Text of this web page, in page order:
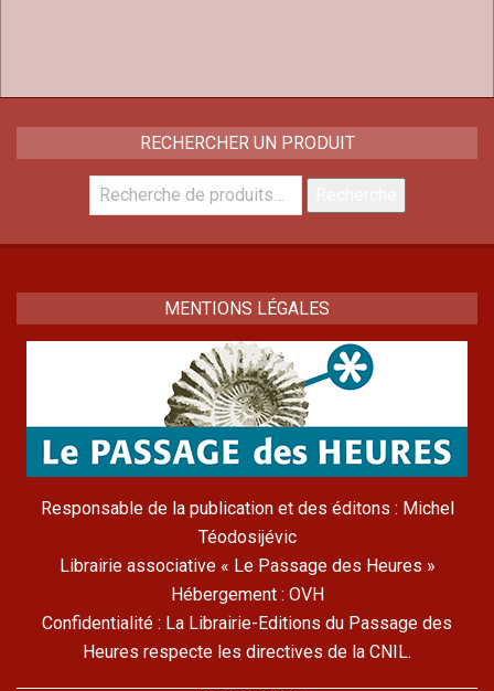
RECHERCHER UN PRODUIT
Recherche
pour :
MENTIONS LÉGALES
Responsable de la publication et des éditons : Michel
Téodosijévic
Librairie associative « Le Passage des Heures »
Hébergement : OVH
Confidentialité : La Librairie-Editions du Passage des
Heures respecte les directives de la CNIL.